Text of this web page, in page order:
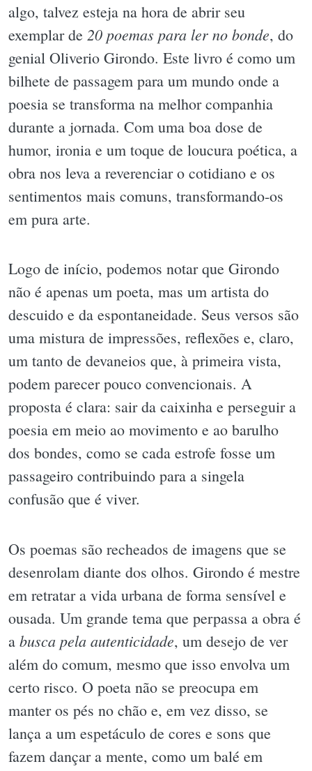
algo, talvez esteja na hora de abrir seu
exemplar de 20 poemas para ler no bonde, do
genial Oliverio Girondo. Este livro é como um
bilhete de passagem para um mundo onde a
poesia se transforma na melhor companhia
durante a jornada. Com uma boa dose de
humor, ironia e um toque de loucura poética, a
obra nos leva a reverenciar o cotidiano e os
sentimentos mais comuns, transformando-os
em pura arte.
Logo de início, podemos notar que Girondo
não é apenas um poeta, mas um artista do
descuido e da espontaneidade. Seus versos são
uma mistura de impressões, reflexões e, claro,
um tanto de devaneios que, à primeira vista,
podem parecer pouco convencionais. A
proposta é clara: sair da caixinha e perseguir a
poesia em meio ao movimento e ao barulho
dos bondes, como se cada estrofe fosse um
passageiro contribuindo para a singela
confusão que é viver.
Os poemas são recheados de imagens que se
desenrolam diante dos olhos. Girondo é mestre
em retratar a vida urbana de forma sensível e
ousada. Um grande tema que perpassa a obra é
a busca pela autenticidade, um desejo de ver
além do comum, mesmo que isso envolva um
certo risco. O poeta não se preocupa em
manter os pés no chão e, em vez disso, se
lança a um espetáculo de cores e sons que
fazem dançar a mente, como um balé em